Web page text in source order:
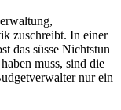
zuschreibt. In einer
das süsse Nichtstun
muss, sind die
nur ein